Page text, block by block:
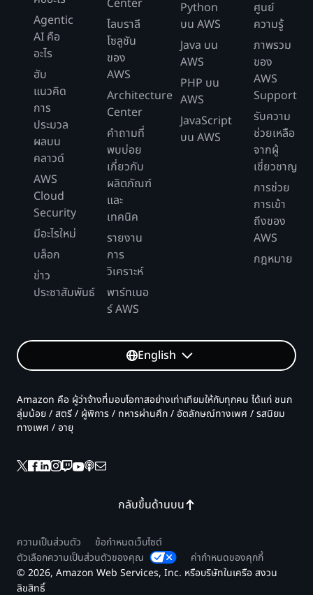
Agentic
AI คือ
อะไร
ฮับ
แนวคิด
การ
ประมวล
ผลบน
คลาวด์
AWS
Cloud
Security
มีอะไรใหม่
บล็อก
ข่าว
ประชาสัมพันธ์
Center
ไลบราลี
โซลูชัน
ของ
AWS
Architecture
Center
คำถามที่
พบบ่อย
เกี่ยวกับ
ผลิตภัณฑ์
และ
เทคนิค
รายงาน
การ
วิเคราะห์
พาร์ทเนอ
ร์ AWS
Python
บน AWS
Java บน
AWS
PHP บน
AWS
JavaScript
บน AWS
ศูนย์
ความรู้
ภาพรวม
ของ
AWS
Support
รับความ
ช่วยเหลือ
จากผู้
เชี่ยวชาญ
การช่วย
การเข้า
ถึงของ
AWS
กฎหมาย
English
กลับขึ้นด้านบน
Amazon คือ ผู้ว่าจ้างที่มอบโอกาสอย่างเท่าเทียมให้กับทุกคน ได้แก่ ชนก
ลุ่มน้อย / สตรี / ผู้พิการ / ทหารผ่านศึก / อัตลักษณ์ทางเพศ / รสนิยม
ทางเพศ / อายุ
ความเป็นส่วนตัว
ข้อกำหนดเว็บไซต์
ตัวเลือกความเป็นส่วนตัวของคุณ
ค่ากำหนดของคุกกี้
© 2026, Amazon Web Services, Inc. หรือบริษัทในเครือ สงวน
ลิขสิทธิ์